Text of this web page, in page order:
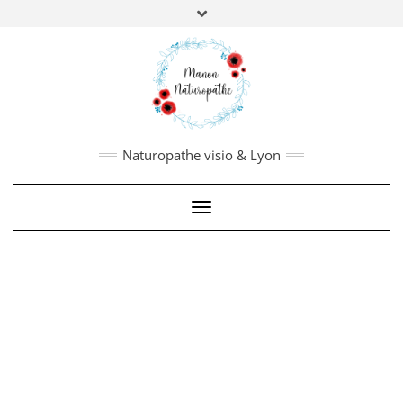
Manon Borderie
Naturopathe, nutrithérapeute,
biologie fonctionnelle.
PRISE DE RDV:
Pour en savoir plus,cliquez ici
Naturopathe visio & Lyon
Toggle Navigation